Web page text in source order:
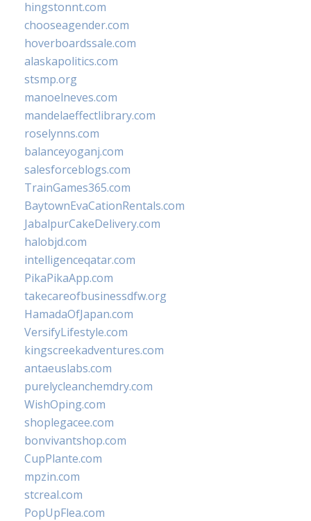
hingstonnt.com
chooseagender.com
hoverboardssale.com
alaskapolitics.com
stsmp.org
manoelneves.com
mandelaeffectlibrary.com
roselynns.com
balanceyoganj.com
salesforceblogs.com
TrainGames365.com
BaytownEvaCationRentals.com
JabalpurCakeDelivery.com
halobjd.com
intelligenceqatar.com
PikaPikaApp.com
takecareofbusinessdfw.org
HamadaOfJapan.com
VersifyLifestyle.com
kingscreekadventures.com
antaeuslabs.com
purelycleanchemdry.com
WishOping.com
shoplegacee.com
bonvivantshop.com
CupPlante.com
mpzin.com
stcreal.com
PopUpFlea.com